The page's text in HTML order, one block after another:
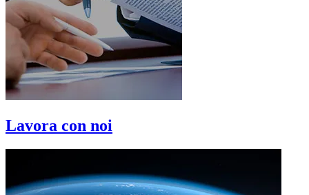
Lavora con noi